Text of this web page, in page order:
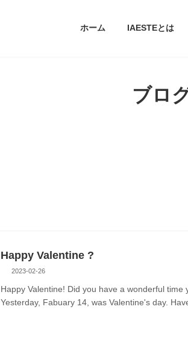
ホーム IAESTEとは
ブロ
Happy Valentine ?
2023-02-26
Happy Valentine! Did you have a wonderful time
Yesterday, Fabuary 14, was Valentine's day.